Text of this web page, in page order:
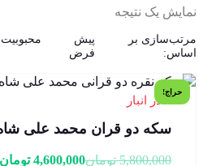
نمایش یک نتیجه
مرتب‌سازی بر
اساس:
پیش
فرض
محبوبیت
حراج!
1 در انبار
سکه دو قران محمد علی شاه
5,800,000 تومان4,600,000 تومان